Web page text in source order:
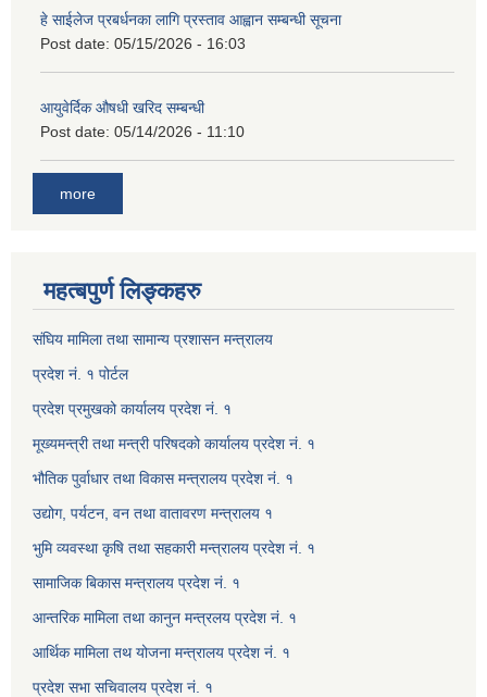
हे साईलेज प्रबर्धनका लागि प्रस्ताव आह्वान सम्बन्धी सूचना
Post date: 05/15/2026 - 16:03
आयुवेर्दिक औषधी खरिद सम्बन्धी
Post date: 05/14/2026 - 11:10
more
महत्बपुर्ण लिङ्कहरु
संघिय मामिला तथा सामान्य प्रशासन मन्त्रालय
प्रदेश नं. १ पोर्टल
प्रदेश प्रमुखको कार्यालय प्रदेश नं. १
मूख्यमन्त्री तथा मन्त्री परिषदको कार्यालय प्रदेश नं. १
भौतिक पुर्वाधार तथा विकास मन्त्रालय प्रदेश नं. १
उद्योग, पर्यटन, वन तथा वातावरण मन्त्रालय १
भुमि व्यवस्था कृषि तथा सहकारी मन्त्रालय प्रदेश नं. १
सामाजिक बिकास मन्त्रालय प्रदेश नं. १
आन्तरिक मामिला तथा कानुन मन्त्रलय प्रदेश नं. १
आर्थिक मामिला तथ योजना मन्त्रालय प्रदेश नं. १
प्रदेश सभा सचिवालय प्रदेश नं. १